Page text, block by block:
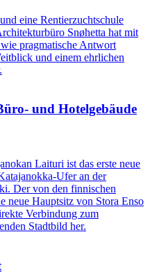
eine Rentierzuchtschule
Snøhetta hat mit
pragmatische Antwort
und einem ehrlichen
und Hotelgebäude
Laituri ist das erste neue
Ufer an der
Der von den finnischen
neue Hauptsitz von Stora Enso
Verbindung zum
Stadtbild her.